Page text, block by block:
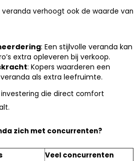
veranda verhoogt ook de waarde van
: Een stijlvolle veranda kan
extra opleveren bij verkoop.
: Kopers waarderen een
als extra leefruimte.
investering die direct comfort
zich met concurrenten?
Veel concurrenten